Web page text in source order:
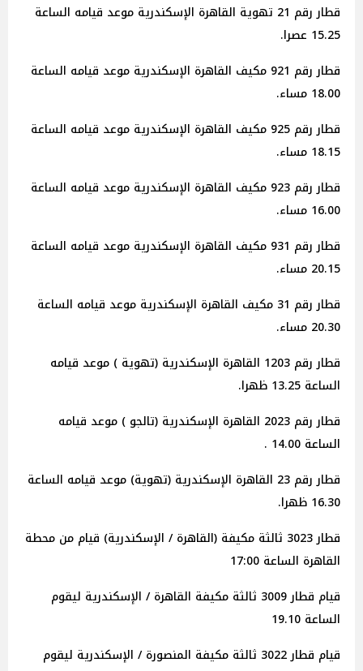
قطار رقم 21 تهوية القاهرة الإسكندرية موعد قيامه الساعة
15.25 عصرا.
قطار رقم 921 مكيف القاهرة الإسكندرية موعد قيامه الساعة
18.00 مساء.
قطار رقم 925 مكيف القاهرة الإسكندرية موعد قيامه الساعة
18.15 مساء.
قطار رقم 923 مكيف القاهرة الإسكندرية موعد قيامه الساعة
16.00 مساء.
قطار رقم 931 مكيف القاهرة الإسكندرية موعد قيامه الساعة
20.15 مساء.
قطار رقم 31 مكيف القاهرة الإسكندرية موعد قيامه الساعة
20.30 مساء.
قطار رقم 1203 القاهرة الإسكندرية (تهوية ) موعد قيامه
الساعة 13.25 ظهرا.
قطار رقم 2023 القاهرة الإسكندرية (تالجو ) موعد قيامه
الساعة 14.00 .
قطار رقم 23 القاهرة الإسكندرية (تهوية) موعد قيامه الساعة
16.30 ظهرا.
قطار 3023 ثالثة مكيفة (القاهرة / الإسكندرية) قيام من محطة
القاهرة الساعة 17:00
قيام قطار 3009 ثالثة مكيفة القاهرة / الإسكندرية ليقوم
الساعة 19.10
قيام قطار 3022 ثالثة مكيفة المنصورة / الإسكندرية ليقوم